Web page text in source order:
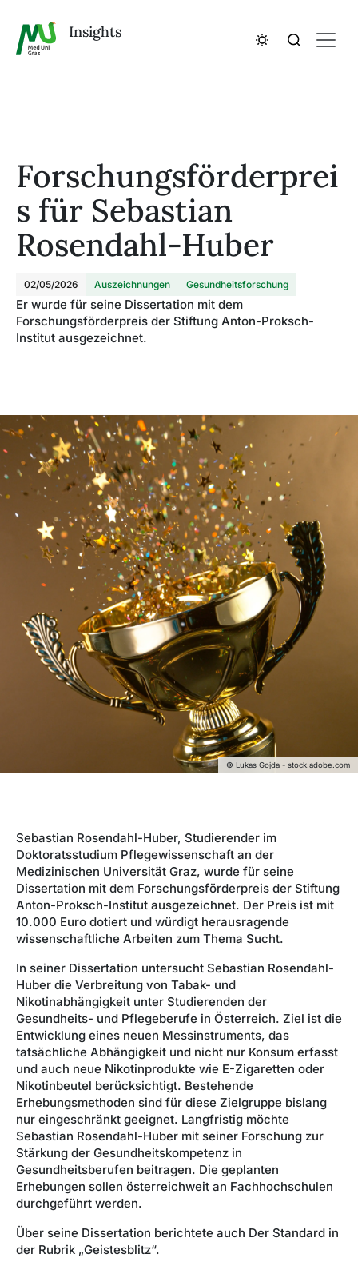
Insights
Forschungsförderprei
s für Sebastian
Rosendahl-Huber
02/05/2026 Auszeichnungen Gesundheitsforschung
Er wurde für seine Dissertation mit dem
Forschungsförderpreis der Stiftung Anton-Proksch-
Institut ausgezeichnet.
© Lukas Gojda - stock.adobe.com
Sebastian Rosendahl-Huber, Studierender im
Doktoratsstudium Pflegewissenschaft an der
Medizinischen Universität Graz, wurde für seine
Dissertation mit dem Forschungsförderpreis der Stiftung
Anton-Proksch-Institut ausgezeichnet. Der Preis ist mit
10.000 Euro dotiert und würdigt herausragende
wissenschaftliche Arbeiten zum Thema Sucht.
In seiner Dissertation untersucht Sebastian Rosendahl-
Huber die Verbreitung von Tabak- und
Nikotinabhängigkeit unter Studierenden der
Gesundheits- und Pflegeberufe in Österreich. Ziel ist die
Entwicklung eines neuen Messinstruments, das
tatsächliche Abhängigkeit und nicht nur Konsum erfasst
und auch neue Nikotinprodukte wie E-Zigaretten oder
Nikotinbeutel berücksichtigt. Bestehende
Erhebungsmethoden sind für diese Zielgruppe bislang
nur eingeschränkt geeignet. Langfristig möchte
Sebastian Rosendahl-Huber mit seiner Forschung zur
Stärkung der Gesundheitskompetenz in
Gesundheitsberufen beitragen. Die geplanten
Erhebungen sollen österreichweit an Fachhochschulen
durchgeführt werden.
Über seine Dissertation berichtete auch Der Standard in
der Rubrik „Geistesblitz“.